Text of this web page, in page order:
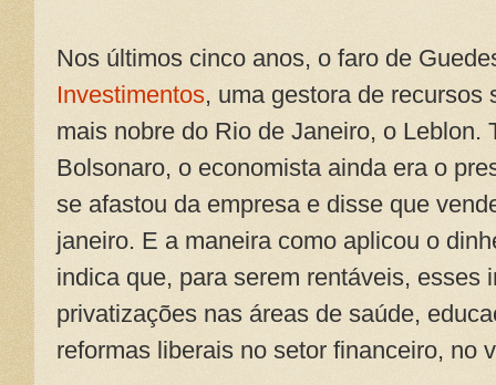
Nos últimos cinco anos, o faro de
Investimentos, uma gestora de recursos
mais nobre do Rio de Janeiro, o Leblon.
Bolsonaro, o economista ainda era o
se afastou da empresa e disse que
janeiro. E a maneira como aplicou o
indica que, para serem rentáveis, esses
privatizações nas áreas de saúde,
reformas liberais no setor financeiro, no